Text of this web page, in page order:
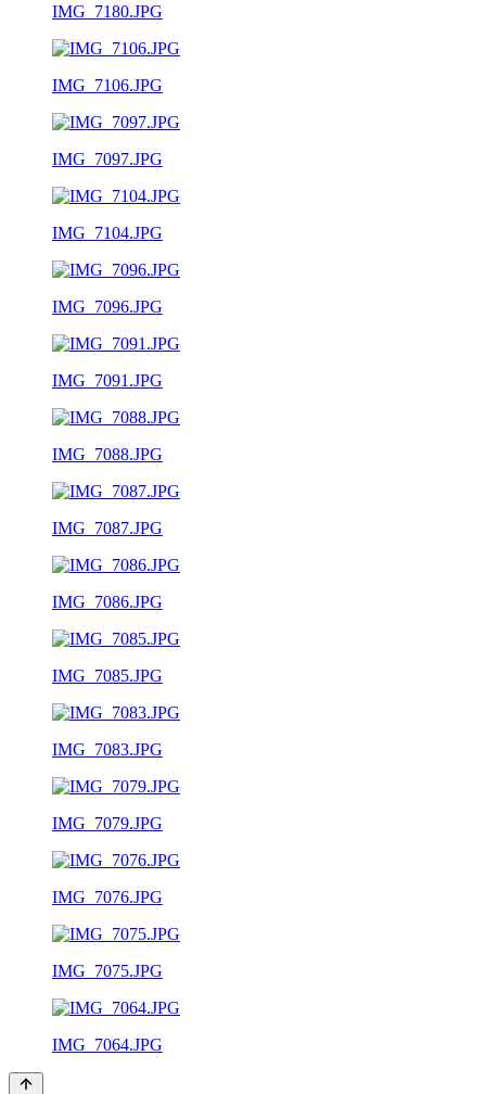
IMG_7180.JPG
IMG_7106.JPG
IMG_7097.JPG
IMG_7104.JPG
IMG_7096.JPG
IMG_7091.JPG
IMG_7088.JPG
IMG_7087.JPG
IMG_7086.JPG
IMG_7085.JPG
IMG_7083.JPG
IMG_7079.JPG
IMG_7076.JPG
IMG_7075.JPG
IMG_7064.JPG